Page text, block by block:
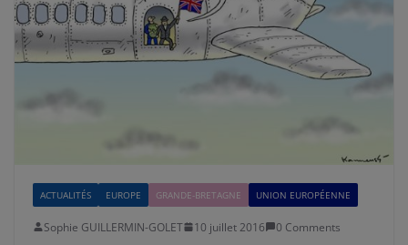
ACTUALITÉS EUROPE GRANDE-BRETAGNE UNION EUROPÉENNE
Sophie GUILLERMIN-GOLET 10 juillet 2016 0 Comments